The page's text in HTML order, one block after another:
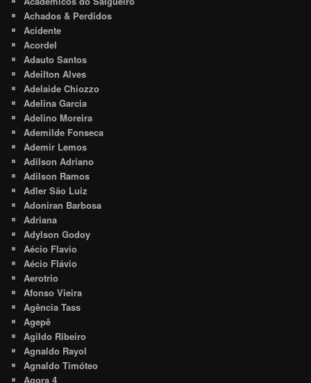
Achados & Perdidos
Acidente
Acordel
Adauto Santos
Adeilton Alves
Adelaide Chiozzo
Adelina Garcia
Adelino Moreira
Ademilde Fonseca
Ademir Lemos
Adilson Adriano
Adilson Ramos
Adler São Luiz
Adoniran Barbosa
Adriana
Adylson Godoy
Aécio Flavio
Aécio Flávio
Aerotrio
Afonso Vieira
Agência Tass
Agepê
Agildo Ribeiro
Agnaldo Rayol
Agnaldo Timóteo
Agora 4